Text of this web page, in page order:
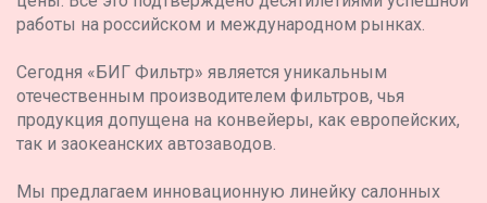
работы на российском и международном рынках.
Сегодня «БИГ Фильтр» является уникальным
отечественным производителем фильтров, чья
продукция допущена на конвейеры, как европейских,
так и заокеанских автозаводов.
Мы предлагаем инновационную линейку салонных